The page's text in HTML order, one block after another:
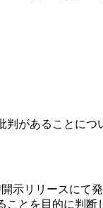
があることにつ
開示リリースに
とを目的に判断